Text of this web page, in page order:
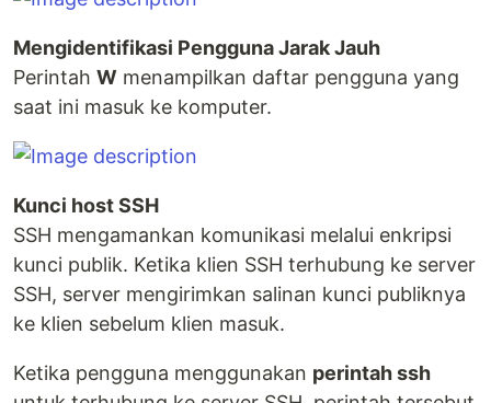
Mengidentifikasi Pengguna Jarak Jauh
Perintah W menampilkan daftar pengguna yang
saat ini masuk ke komputer.
Kunci host SSH
SSH mengamankan komunikasi melalui enkripsi
kunci publik. Ketika klien SSH terhubung ke server
SSH, server mengirimkan salinan kunci publiknya
ke klien sebelum klien masuk.
Ketika pengguna menggunakan perintah ssh